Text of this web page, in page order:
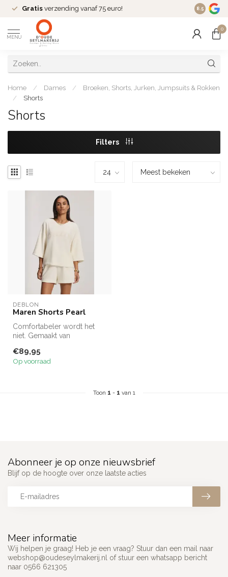
Gratis verzending vanaf 75 euro! Dé
8.5
MENU
0
Home / Dames /
Broeken, Shorts, Jurken, Jumpsuits & Rokken
/
Shorts
Shorts
Filters
DEBLON
Maren Shorts Pearl
Comfortabeler wordt het
niet. Gemaakt van
short Maren ...
€89,95
Op voorraad
Toon 1 - 1 van 1
Meer informatie
Wij helpen je graag! Heb je een vraag? Stuur dan een mail naar
webshop@oudeseylmakerij.nl of stuur een whatsapp bericht
naar 0566 621305
Abonneer je op onze nieuwsbrief
Blijf op de hoogte over onze laatste acties